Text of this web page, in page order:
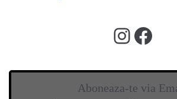
Aboneaza-te via